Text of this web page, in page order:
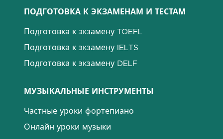
ПОДГОТОВКА К ЭКЗАМЕНАМ И ТЕСТАМ
Подготовка к экзамену TOEFL
Подготовка к экзамену IELTS
Подготовка к экзамену DELF
МУЗЫКАЛЬНЫЕ ИНСТРУМЕНТЫ
Частные уроки фортепиано
Онлайн уроки музыки